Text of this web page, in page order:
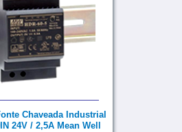
Chaveada Industrial
24V / 2,5A Mean Well